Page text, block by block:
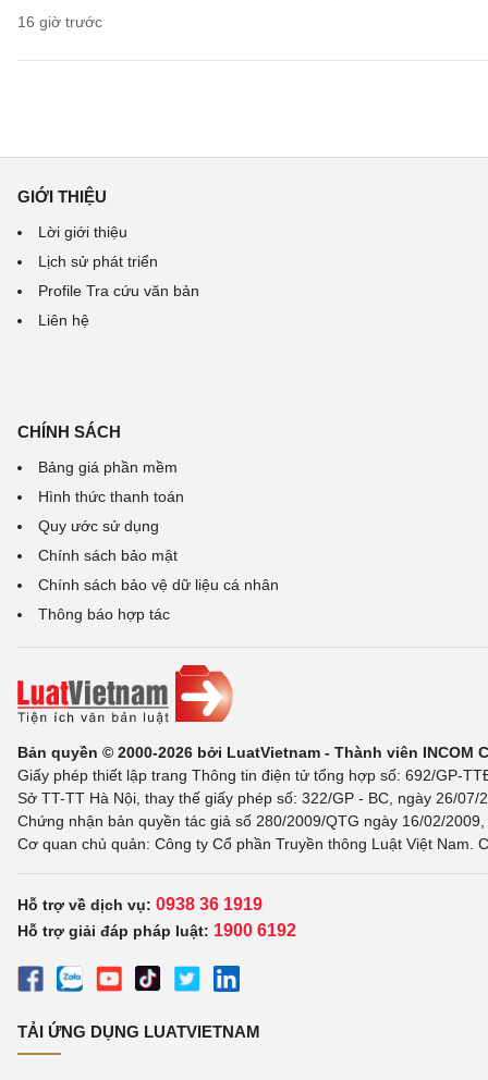
16 giờ trước
GIỚI THIỆU
Lời giới thiệu
Lịch sử phát triển
Profile Tra cứu văn bản
Liên hệ
CHÍNH SÁCH
Bảng giá phần mềm
Hình thức thanh toán
Quy ước sử dụng
Chính sách bảo mật
Chính sách bảo vệ dữ liệu cá nhân
Thông báo hợp tác
Bản quyền © 2000-2026 bởi LuatVietnam - Thành viên INCOM
Giấy phép thiết lập trang Thông tin điện tử tổng hợp số: 692/GP-
Sở TT-TT Hà Nội, thay thế giấy phép số: 322/GP - BC, ngày 26/
Chứng nhận bản quyền tác giả số 280/2009/QTG ngày 16/02/
Cơ quan chủ quản: Công ty Cổ phần Truyền thông Luật Việt Nam.
Hỗ trợ về dịch vụ: 0938 36 1919
Hỗ trợ giải đáp pháp luật: 1900 6192
TẢI ỨNG DỤNG LUATVIETNAM